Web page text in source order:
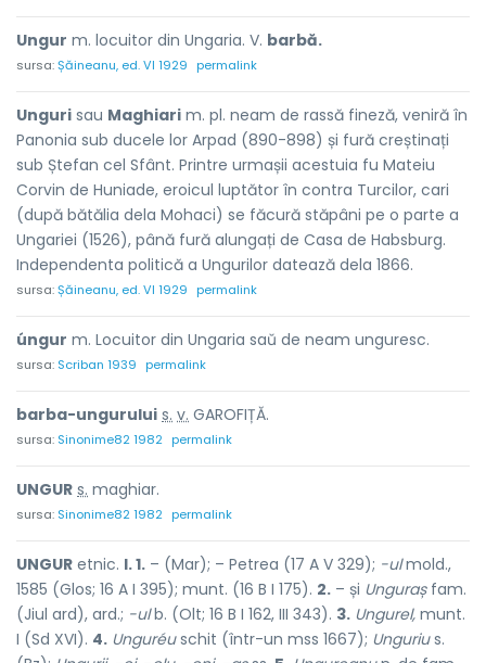
Ungur m. locuitor din Ungaria. V. barbă.
sursa:Șăineanu, ed. VI 1929 permalink
Unguri sau Maghiari m. pl. neam de rassă fineză, veniră în
Panonia sub ducele lor Arpad (890-898) și fură creștinați
sub Ștefan cel Sfânt. Printre urmașii acestuia fu Mateiu
Corvin de Huniade, eroicul luptător în contra Turcilor, cari
(după bătălia dela Mohaci) se făcură stăpâni pe o parte a
Ungariei (1526), până fură alungați de Casa de Habsburg.
Independenta politică a Ungurilor datează dela 1866.
sursa:Șăineanu, ed. VI 1929 permalink
úngur m. Locuitor din Ungaria saŭ de neam unguresc.
sursa: Scriban 1939 permalink
barba-ungurului s. v. GAROFIȚĂ.
sursa: Sinonime82 1982 permalink
UNGUR s. maghiar.
sursa: Sinonime82 1982 permalink
UNGUR etnic. I. 1. – (Mar); – Petrea (17 A V 329); -ulmold.,
1585 (Glos; 16 A I 395); munt. (16 B I 175). 2. – și Ungurașfam.
(Jiul ard), ard.; -ulb. (Olt; 16 B I 162, III 343). 3. Ungurel, munt.
I (Sd XVI). 4. Unguréuschit (într-un mss 1667); Ungurius.